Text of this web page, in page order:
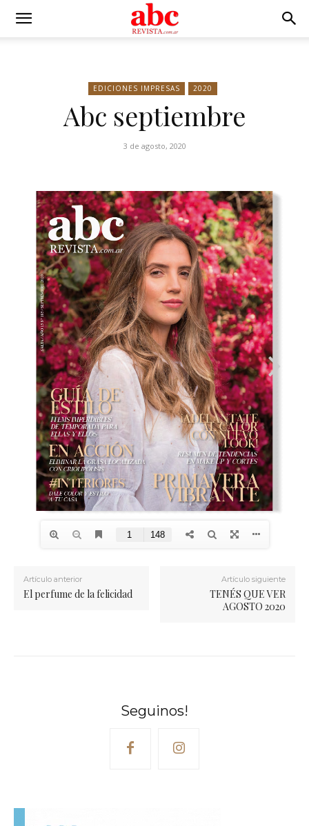
EDICIONES IMPRESAS 2020
Abc septiembre
3 de agosto, 2020
Artículo anterior
El perfume de la felicidad
Artículo siguiente
TENÉS QUE VER
AGOSTO 2020
Seguinos!